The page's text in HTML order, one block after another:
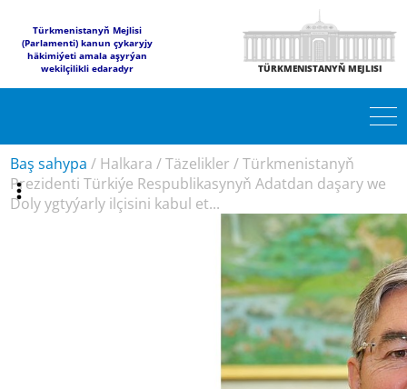
Türkmenistanyň Mejlisi
(Parlamenti) kanun çykaryjy
häkimiýeti amala aşyrýan
wekilçilikli edaradyr
TÜRKMENISTANYŇ MEJLISI
Baş sahypa / Halkara /Täzelikler /Türkmenistanyň
Prezidenti Türkiýe Respublikasynyň Adatdan daşary we
Doly ygtyýarly ilçisini kabul et...